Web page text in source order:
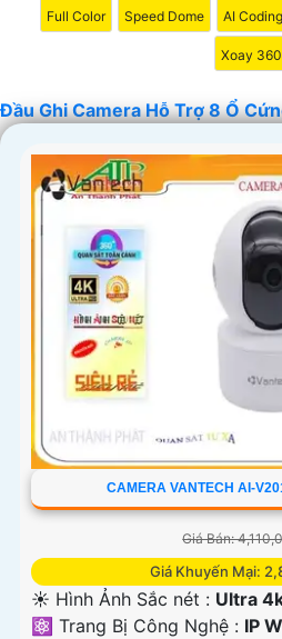
Full Color Speed Dome AI Coding
Xoay 360
Đầu Ghi Camera Hỗ Trợ 8 Ổ
CAMERA VANTECH AI-
Giá Bán:
Giá Khuyến Mại:
☀️ Hình Ảnh Sắc nét : Ultra 4k
⚛️ Trang Bị Công Nghệ : IP